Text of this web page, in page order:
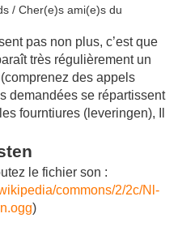
/ Cher(e)s ami(e)s du
pas non plus, c’est que
très régulièrement un
des appels
demandées se répartissent
fourntiures (leveringen), Il
le fichier son :
commons/2/2c/Nl-
)